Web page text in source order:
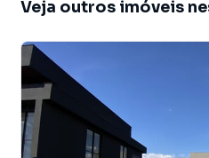
Veja outros imóveis